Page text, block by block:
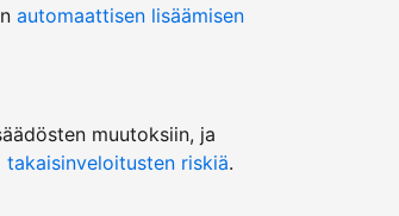
automaattisen lisäämisen
muutoksiin, ja
riskiä.